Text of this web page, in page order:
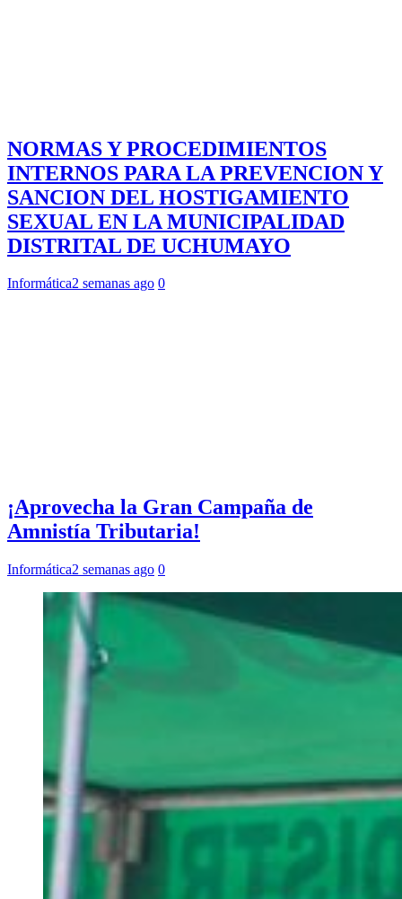
NORMAS Y PROCEDIMIENTOS
INTERNOS PARA LA PREVENCION Y
SANCION DEL HOSTIGAMIENTO
SEXUAL EN LA MUNICIPALIDAD
DISTRITAL DE UCHUMAYO
Informática2 semanas ago 0
¡Aprovecha la Gran Campaña de
Amnistía Tributaria!
Informática2 semanas ago 0